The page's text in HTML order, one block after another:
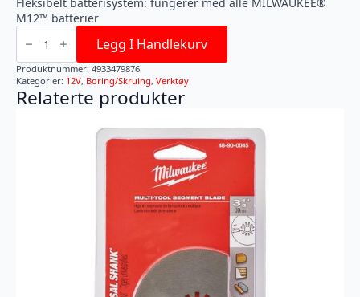
M12™ batterier
M12
FUEL™
0
KOMPAKT
¼″
SLAGSKRUTREKKER
antall
Legg I Handlekurv
Produktnummer: 4933479876
Kategorier: 12V, Boring/Skruing, Verktøy
Relaterte produkter